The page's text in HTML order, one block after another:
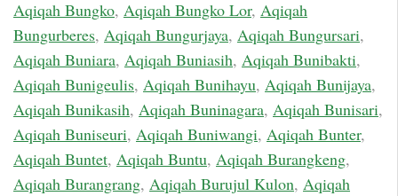
Aqiqah Bungko, Aqiqah Bungko Lor, Aqiqah
Bungurberes, Aqiqah Bungurjaya, Aqiqah Bungursari,
Aqiqah Buniara, Aqiqah Buniasih, Aqiqah Bunibakti,
Aqiqah Bunigeulis, Aqiqah Bunihayu, Aqiqah Bunijaya,
Aqiqah Bunikasih, Aqiqah Buninagara, Aqiqah Bunisari,
Aqiqah Buniseuri, Aqiqah Buniwangi, Aqiqah Bunter,
Aqiqah Buntet, Aqiqah Buntu, Aqiqah Burangkeng,
Aqiqah Burangrang, Aqiqah Burujul Kulon, Aqiqah